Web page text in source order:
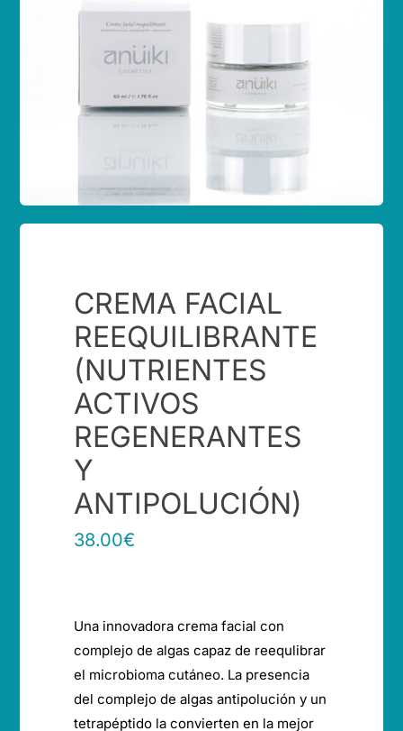
CREMA FACIAL
REEQUILIBRANTE
(NUTRIENTES
ACTIVOS
REGENERANTES
Y
ANTIPOLUCIÓN)
38.00€
Una innovadora crema facial con
complejo de algas capaz de reequlibrar
el microbioma cutáneo. La presencia
del complejo de algas antipolución y un
tetrapéptido la convierten en la mejor